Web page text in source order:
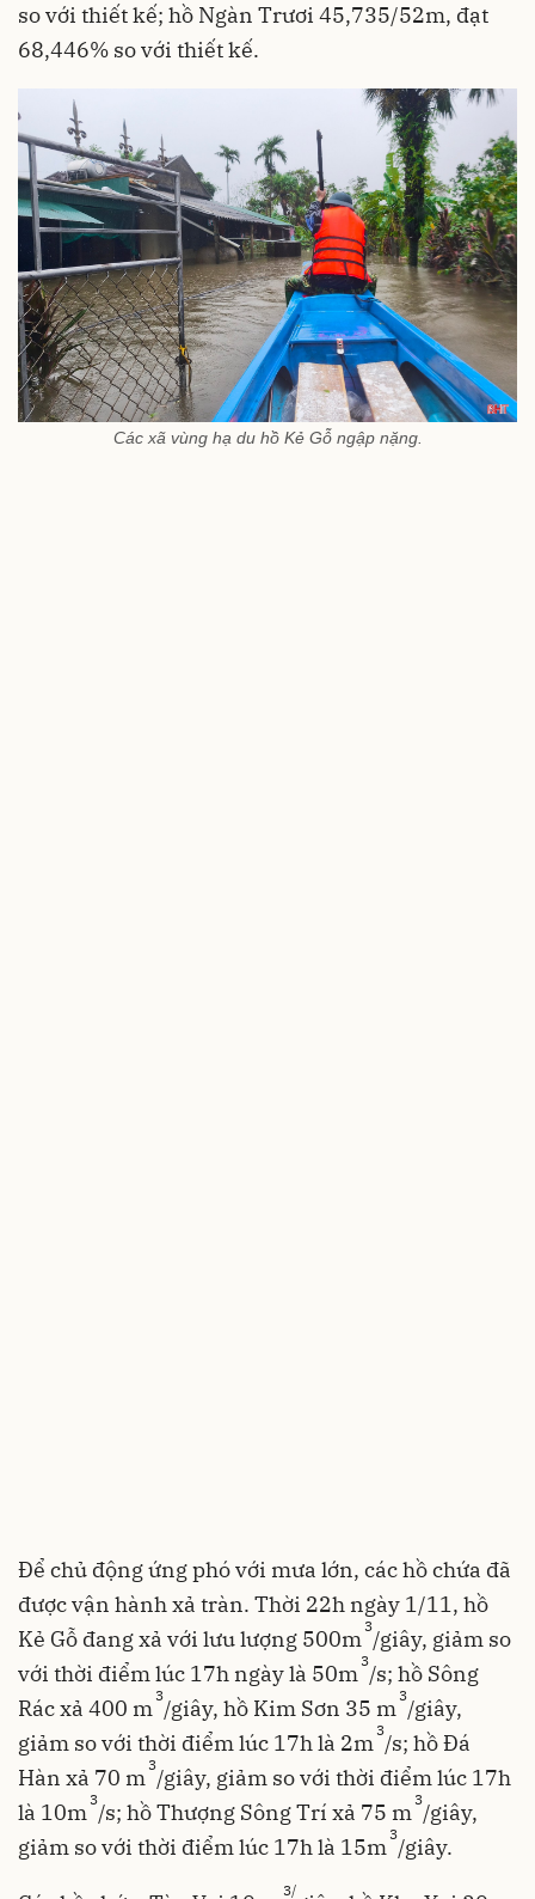
so với thiết kế; hồ Ngàn Trươi 45,735/52m, đạt
68,446% so với thiết kế.
Các xã vùng hạ du hồ Kẻ Gỗ ngập nặng.
Để chủ động ứng phó với mưa lớn, các hồ chứa đã
được vận hành xả tràn. Thời 22h ngày 1/11, hồ
Kẻ Gỗ đang xả với lưu lượng 500m3/giây, giảm so
với thời điểm lúc 17h ngày là 50m3/s; hồ Sông
Rác xả 400 m3/giây, hồ Kim Sơn 35 m3/giây,
giảm so với thời điểm lúc 17h là 2m3/s; hồ Đá
Hàn xả 70 m3/giây, giảm so với thời điểm lúc 17h
là 10m3/s; hồ Thượng Sông Trí xả 75 m3/giây,
giảm so với thời điểm lúc 17h là 15m3/giây.
3/